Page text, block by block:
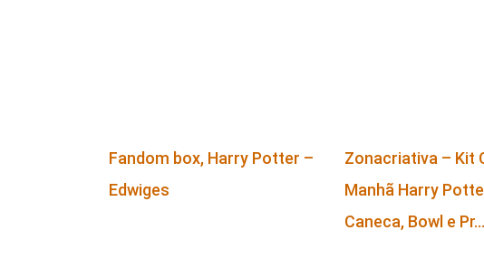
Fandom box, Harry Potter –
Edwiges
Zonacriativa – Kit
Manhã Harry
Caneca, Bowl e Pr…